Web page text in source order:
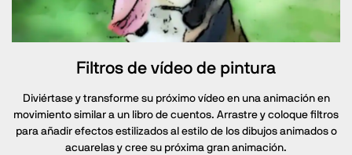
Filtros de vídeo de pintura
Diviértase y transforme su próximo vídeo en una animación en
movimiento similar a un libro de cuentos. Arrastre y coloque filtros
para añadir efectos estilizados al estilo de los dibujos animados o
acuarelas y cree su próxima gran animación.